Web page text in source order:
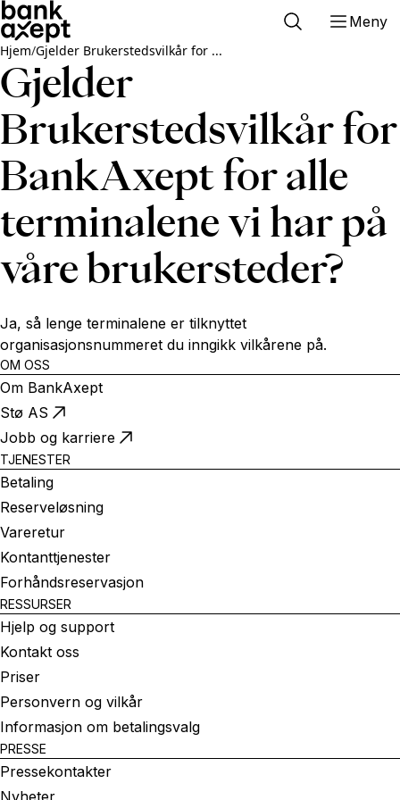
Meny
Hjem/Gjelder Brukerstedsvilkår for ...
Gjelder
Brukerstedsvilkår for
BankAxept for alle
terminalene vi har på
våre brukersteder?
Ja, så lenge terminalene er tilknyttet
organisasjonsnummeret du inngikk vilkårene på.
OM OSS
Om BankAxept
Stø AS
Jobb og karriere
TJENESTER
Betaling
Reserveløsning
Vareretur
Kontanttjenester
Forhåndsreservasjon
RESSURSER
Hjelp og support
Kontakt oss
Priser
Personvern og vilkår
Informasjon om betalingsvalg
PRESSE
Pressekontakter
Nyheter